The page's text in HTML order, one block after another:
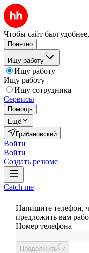
Чтобы сайт был
Понятно
Ищу работу
Ищу работу
Ищу работу
Ищу сотрудника
Сервисы
Помощь
Ещё
Грибановский
Войти
Войти
Создать резюме
Catch me
Напишите телефон,
предложить вам
Номер телефона
Продолжить